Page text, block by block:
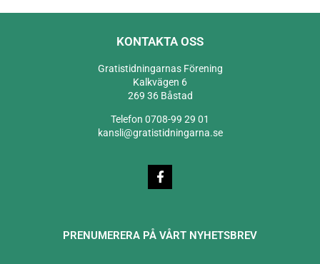
KONTAKTA OSS
Gratistidningarnas Förening
Kalkvägen 6
269 36 Båstad
Telefon 0708-99 29 01
kansli@gratistidningarna.se
PRENUMERERA PÅ VÅRT NYHETSBREV